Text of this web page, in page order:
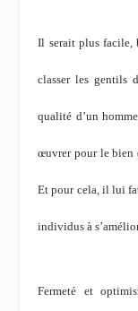
Il serait plus facile,
classer les gentils
qualité d’un
œuvrer pour le bien
Et pour cela, il lui
individus à
Fermeté et